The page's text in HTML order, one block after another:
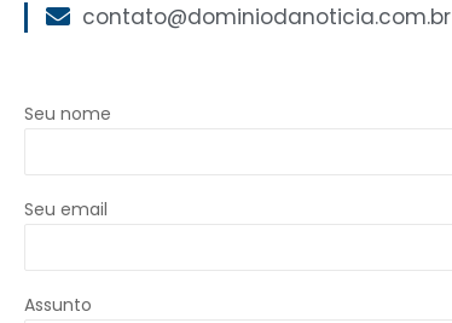
contato@dominiodanoticia.com.br
Seu nome
Seu email
Assunto